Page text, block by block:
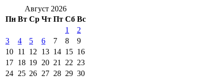
Август 2026
Пн Вт Ср Чт Пт Сб Вс
1
2
3
4 5 6 7 8
9
10 11 12 13 14 15 16
17 18 19 20 21 22 23
24 25 26 27 28 29 30